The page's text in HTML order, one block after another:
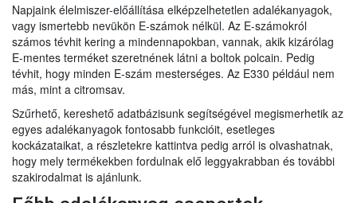
Napjaink élelmiszer-előállítása elképzelhetetlen adalékanyagok,
vagy ismertebb nevükön E-számok nélkül. Az E-számokról
számos tévhit kering a mindennapokban, vannak, akik kizárólag
E-mentes terméket szeretnének látni a boltok polcain. Pedig
tévhit, hogy minden E-szám mesterséges. Az E330 például nem
más, mint a citromsav.
Szűrhető, kereshető adatbázisunk segítségével megismerhetik az
egyes adalékanyagok fontosabb funkcióit, esetleges
kockázataikat, a részletekre kattintva pedig arról is olvashatnak,
hogy mely termékekben fordulnak elő leggyakrabban és további
szakirodalmat is ajánlunk.